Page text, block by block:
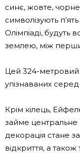
синє, жовте,
символізують
Олімпіаді, будуть
землею, між
Цей 324-метровий
упізнаваних серед
Крім кілець,
займе центральне
декорація стане
відкриття, а